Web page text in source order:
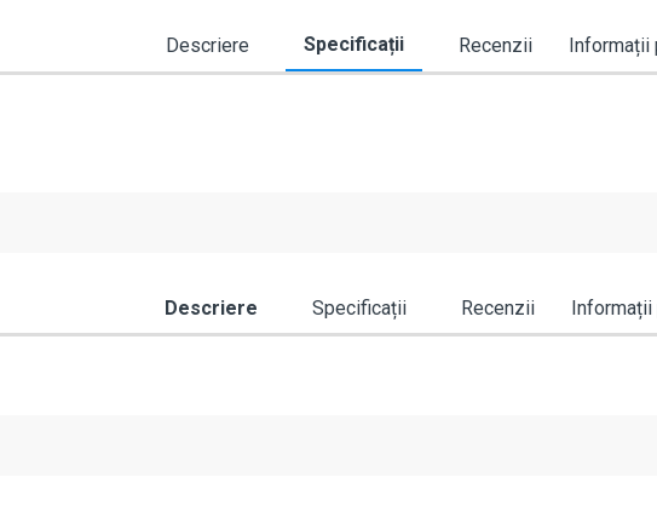
Descriere Specificații Recenzii
Descriere Specificații Recenzii